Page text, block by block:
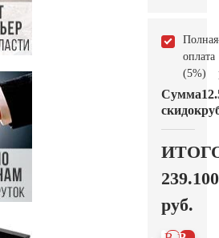
Полная
оплата
(5%)
Сумма
скидок
239.100
руб.